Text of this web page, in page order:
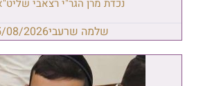
נכדת מרן הגר"י רצאבי
שלמה שרעבי08/2026